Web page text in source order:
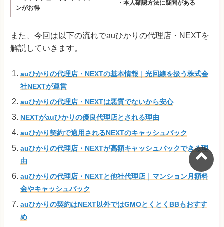
ンがお得
・本人確認方法に疑問がある
また、今回は以下の流れでauひかりの代理店・NEXTを
解説していきます。
auひかりの代理店・NEXTの基本情報｜光回線を扱う株式会
社NEXTが運営
auひかりの代理店・NEXTは悪質でないから安心
NEXTがauひかりの優良代理店とされる理由
auひかり契約で適用されるNEXTのキャッシュバック
auひかりの代理店・NEXTが高額キャッシュバックできる理
由
auひかりの代理店・NEXTと他社代理店｜マンション月額料
金やキャッシュバック
auひかりの契約はNEXT以外ではGMOとくとくBBもおすす
め